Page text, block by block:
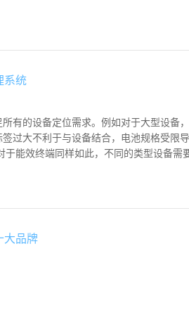
系统
有的设备定位需求。例如对于大型设备
过大不利于与设备结合，电池规格受限
于能效终端同样如此，不同的类型设
大品牌